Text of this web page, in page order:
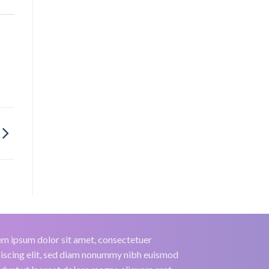
ipsum dolor sit amet, consectetuer
elit, sed diam nonummy nibh euismod